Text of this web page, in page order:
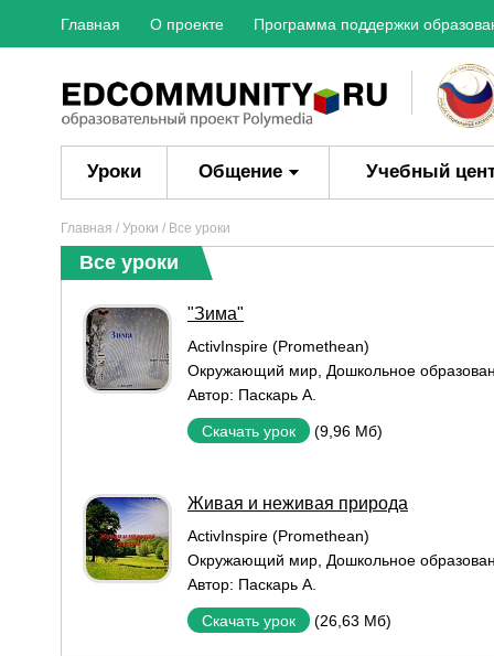
Главная О проекте Программа поддержки
Уроки Общение Учебный
Главная / Уроки / Все уроки
Все уроки
"Зима"
ActivInspire (Promethean)
Окружающий мир Дошкольное
Автор: Паскарь А.
Скачать урок (9,96 Мб)
Живая и неживая природа
ActivInspire (Promethean)
Окружающий мир Дошкольное
Автор: Паскарь А.
Скачать урок (26,63 Мб)